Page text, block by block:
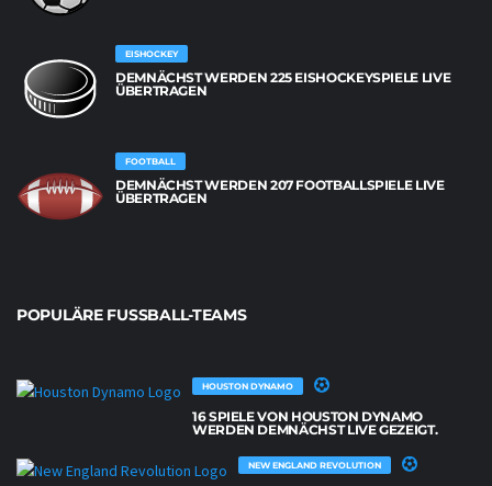
EISHOCKEY
DEMNÄCHST WERDEN 225 EISHOCKEYSPIELE LIVE
ÜBERTRAGEN
FOOTBALL
DEMNÄCHST WERDEN 207 FOOTBALLSPIELE LIVE
ÜBERTRAGEN
POPULÄRE FUSSBALL-TEAMS
HOUSTON DYNAMO
16 SPIELE VON HOUSTON DYNAMO
WERDEN DEMNÄCHST LIVE GEZEIGT.
NEW ENGLAND REVOLUTION